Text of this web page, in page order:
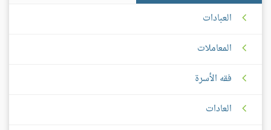
العبادات
المعاملات
فقه الأسرة
العادات